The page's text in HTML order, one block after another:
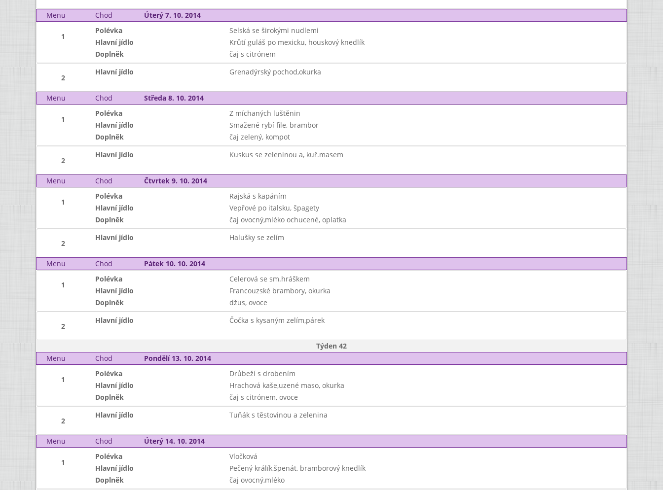
Menu Chod Úterý 7. 10. 2014
1
Polévka
Selská se širokými nudlemi
Hlavní jídlo
Krůtí guláš po mexicku, houskový knedlík
Doplněk
čaj s citrónem
2
Hlavní jídlo Grenadýrský pochod,okurka
Menu Chod Středa 8. 10. 2014
1
Polévka
Z míchaných luštěnin
Hlavní jídlo
Smažené rybí file, brambor
Doplněk
čaj zelený, kompot
2
Hlavní jídlo Kuskus se zeleninou a, kuř.masem
Menu Chod Čtvrtek 9. 10. 2014
1
Polévka
Rajská s kapáním
Hlavní jídlo
Vepřové po italsku, špagety
Doplněk
čaj ovocný,mléko ochucené, oplatka
2
Hlavní jídlo Halušky se zelím
Menu Chod Pátek 10. 10. 2014
1
Polévka
Celerová se sm.hráškem
Hlavní jídlo
Francouzské brambory, okurka
Doplněk
džus, ovoce
2
Hlavní jídlo Čočka s kysaným zelím,párek
Týden 42
Menu
Chod Pondělí 13. 10. 2014
1
Polévka
Drůbeží s drobením
Hlavní jídlo
Hrachová kaše,uzené maso, okurka
Doplněk
čaj s citrónem, ovoce
2
Hlavní jídlo Tuňák s těstovinou a zelenina
Menu Chod Úterý 14. 10. 2014
1
Polévka
Vločková
Hlavní jídlo
Pečený králík,špenát, bramborový knedlík
Doplněk
čaj ovocný,mléko